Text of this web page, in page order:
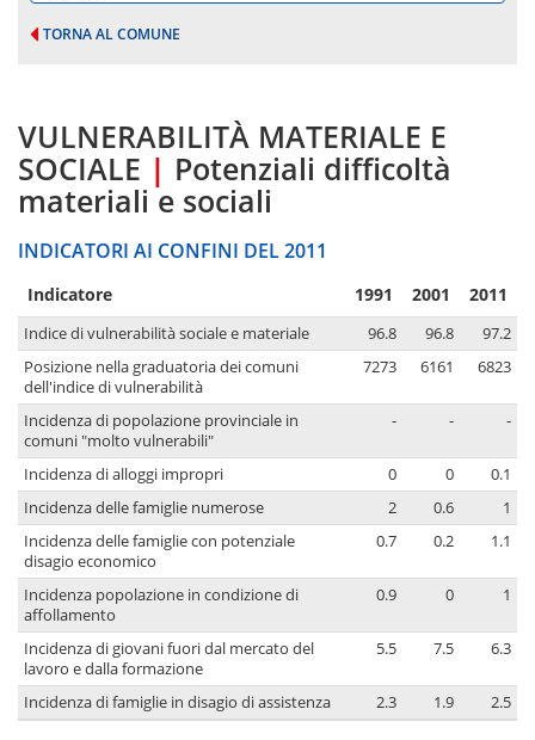
TORNA AL COMUNE
VULNERABILITÀ MATERIALE E
SOCIALE | Potenziali difficoltà
materiali e sociali
INDICATORI AI CONFINI DEL 2011
Indicatore 1991 2001 2011
Indice di vulnerabilità sociale e materiale 96.8 96.8
97.2
Posizione nella graduatoria dei comuni
dell'indice di vulnerabilità
7273 6161 6823
Incidenza di popolazione provinciale in
comuni "molto vulnerabili"
- - -
Incidenza di alloggi impropri 0 0
0.1
Incidenza delle famiglie numerose
2 0.6
1
Incidenza delle famiglie con potenziale
disagio economico
0.7 0.2 1.1
Incidenza popolazione in condizione di
affollamento
0.9 0 1
Incidenza di giovani fuori dal mercato del
lavoro e dalla formazione
5.5 7.5 6.3
Incidenza di famiglie in disagio di assistenza 2.3 1.9 2.5